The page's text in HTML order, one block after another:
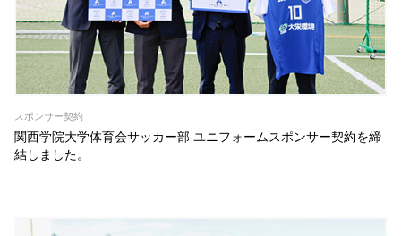
スポンサー契約
関西学院大学体育会サッカー部 ユニフォームスポンサー契約を締
結しました。